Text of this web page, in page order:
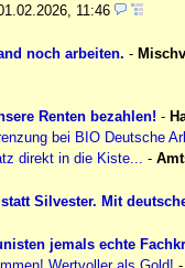
11:46
noch arbeiten. -
Renten bezahlen! -
bei BIO Deutsche
direkt in die Kiste... -
Silvester. Mit
jemals echte